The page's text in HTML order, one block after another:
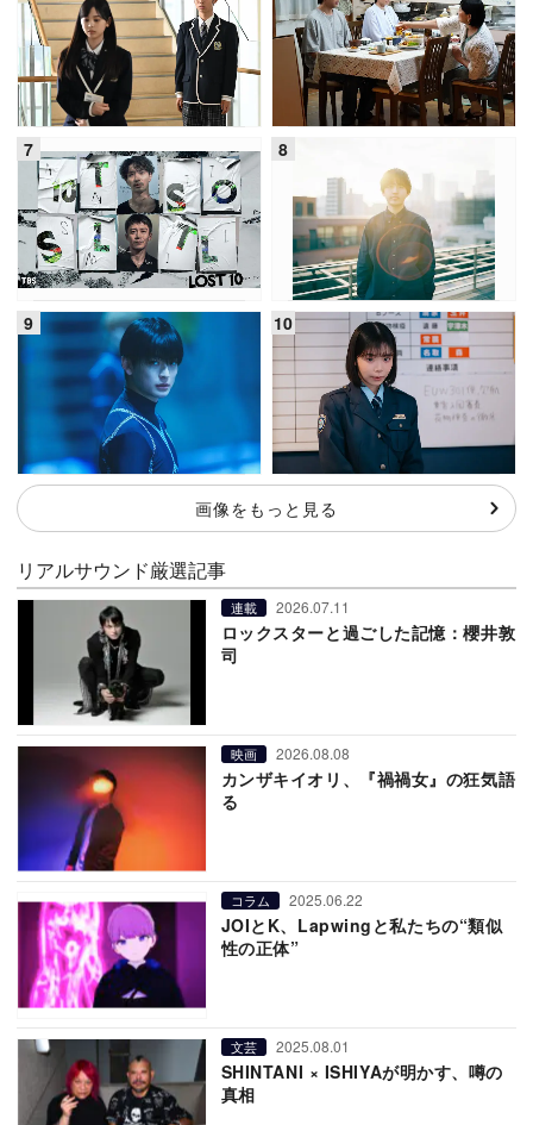
画像をもっと見る
リアルサウンド厳選記事
連載 2026.07.11
ロックスターと過ごした記憶：櫻井敦
司
映画 2026.08.08
カンザキイオリ、『禍禍女』の狂気語
る
コラム 2025.06.22
JOIとK、Lapwingと私たちの“類似
性の正体”
文芸 2025.08.01
SHINTANI × ISHIYAが明かす、噂の
真相